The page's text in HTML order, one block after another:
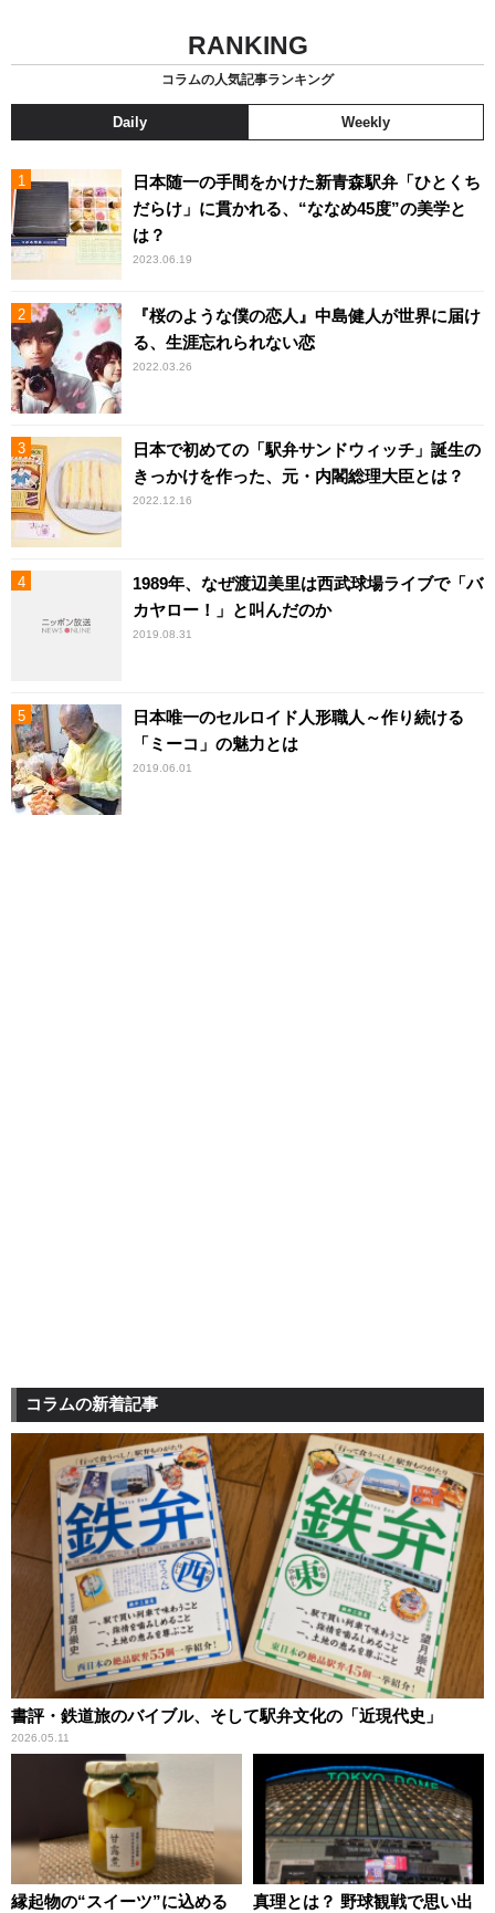
RANKING
コラムの人気記事ランキング
Daily Weekly
日本随一の手間をかけた新青森駅弁「ひとくち
だらけ」に貫かれる、“ななめ45度”の美学と
は？
2023.06.19
『桜のような僕の恋人』中島健人が世界に届け
る、生涯忘れられない恋
2022.03.26
日本で初めての「駅弁サンドウィッチ」誕生の
きっかけを作った、元・内閣総理大臣とは？
2022.12.16
1989年、なぜ渡辺美里は西武球場ライブで「バ
カヤロー！」と叫んだのか
2019.08.31
日本唯一のセルロイド人形職人～作り続ける
「ミーコ」の魅力とは
2019.06.01
コラムの新着記事
書評・鉄道旅のバイブル、そして駅弁文化の「近現代史」
2026.05.11
縁起物の“スイーツ”に込める
真理とは？ 野球観戦で思い出